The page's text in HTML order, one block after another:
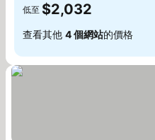
低至 $2,032
查看其他 4 個網站的價格